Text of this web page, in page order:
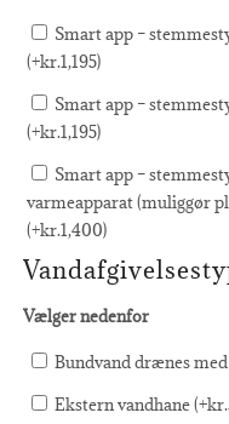
Smart app –
(+kr.1,195)
Smart app –
(+kr.1,195)
Smart app –
varmeapparat (muliggør
(+kr.1,400)
Vælger nedenfor
Bundvand drænes
Ekstern vandhane (+kr.